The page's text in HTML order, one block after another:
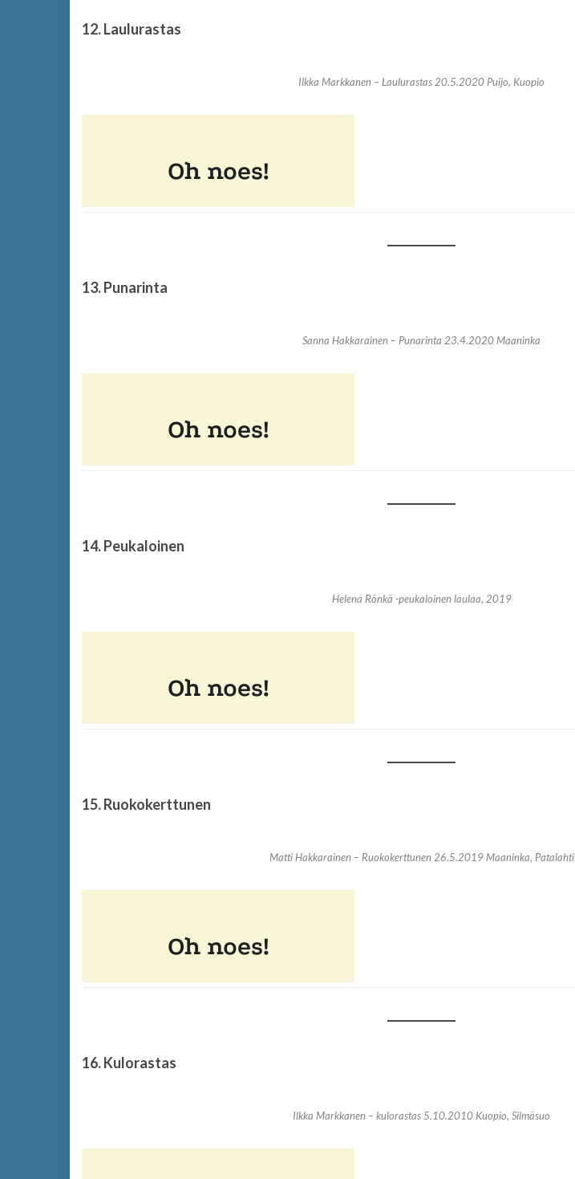
12. Laulurastas
Ilkka Markkanen – Laulurastas 20.5.2020 Puijo, Kuopio
13. Punarinta
Sanna Hakkarainen – Punarinta 23.4.2020 Maaninka
14. Peukaloinen
Helena Rönkä -peukaloinen laulaa, 2019
15. Ruokokerttunen
Matti Hakkarainen – Ruokokerttunen 26.5.2019 Maaninka, Patalahti
16. Kulorastas
Ilkka Markkanen – kulorastas 5.10.2010 Kuopio, Silmäsuo